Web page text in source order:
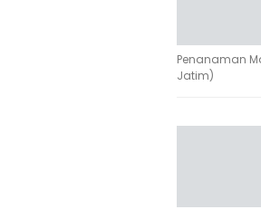
Penanaman
Jatim)